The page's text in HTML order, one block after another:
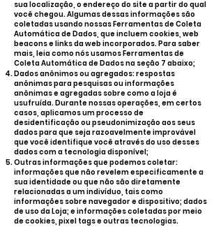
sua localização, o endereço do site a partir do qual
você chegou. Algumas dessas informações são
coletadas usando nossas Ferramentas de Coleta
Automática de Dados, que incluem cookies, web
beacons e links da web incorporados. Para saber
mais, leia como nós usamos Ferramentas de
Coleta Automática de Dados na seção 7 abaixo;
Dados anônimos ou agregados: respostas
anônimas para pesquisas ou informações
anônimas e agregadas sobre como a loja é
usufruída. Durante nossas operações, em certos
casos, aplicamos um processo de
desidentificação ou pseudonimização aos seus
dados para que seja razoavelmente improvável
que você identifique você através do uso desses
dados com a tecnologia disponível;
Outras informações que podemos coletar:
informações que não revelem especificamente a
sua identidade ou que não são diretamente
relacionadas a um indivíduo, tais como
informações sobre navegador e dispositivo; dados
de uso da Loja; e informações coletadas por meio
de cookies, pixel tags e outras tecnologias.